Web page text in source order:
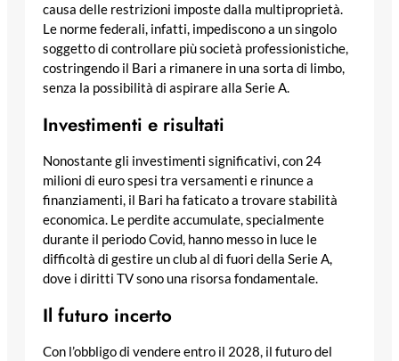
causa delle restrizioni imposte dalla multiproprietà.
Le norme federali, infatti, impediscono a un singolo
soggetto di controllare più società professionistiche,
costringendo il Bari a rimanere in una sorta di limbo,
senza la possibilità di aspirare alla Serie A.
Investimenti e risultati
Nonostante gli investimenti significativi, con 24
milioni di euro spesi tra versamenti e rinunce a
finanziamenti, il Bari ha faticato a trovare stabilità
economica. Le perdite accumulate, specialmente
durante il periodo Covid, hanno messo in luce le
difficoltà di gestire un club al di fuori della Serie A,
dove i diritti TV sono una risorsa fondamentale.
Il futuro incerto
Con l’obbligo di vendere entro il 2028, il futuro del